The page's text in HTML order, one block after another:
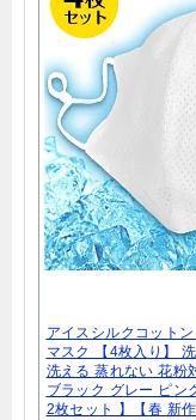
アイスシルクコット
マスク 【4枚入り】
洗える 蒸れない 花粉
ブラック グレー ピン
2枚セット 】【春 新